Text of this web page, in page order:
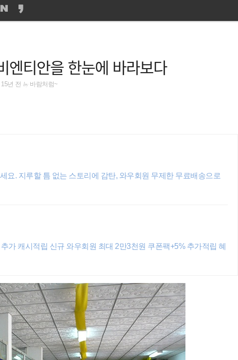
엔티안을 한눈에 바라보다
15년 전 by바람처럼~
요. 지루할 틈 없는 스토리에 감탄, 와우회원 무제한 무료배송으로
가 캐시적립 신규 와우회원 최대 2만3천원 쿠폰팩+5% 추가적립 혜